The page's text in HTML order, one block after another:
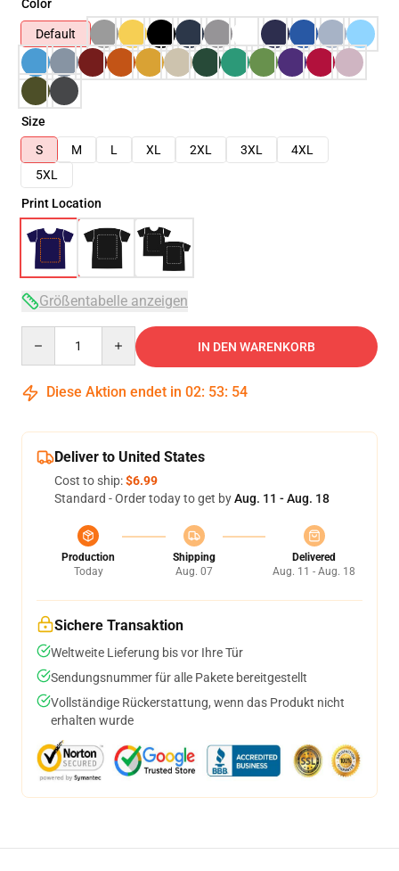
Color
Default
Size
S
M L XL 2XL 3XL
4XL
5XL
Print Location
Größentabelle anzeigen
IN DEN WARENKORB
Diese Aktion endet in 02: 53: 54
Deliver to United States
Cost to ship:$6.99
Standard - Order today to get byAug. 11 - Aug. 18
Production
Today
Shipping
Aug. 07
Delivered
Aug. 11 - Aug. 18
Sichere Transaktion
Weltweite Lieferung bis vor Ihre Tür
Sendungsnummer für alle Pakete bereitgestellt
Vollständige Rückerstattung, wenn das Produkt nicht
erhalten wurde